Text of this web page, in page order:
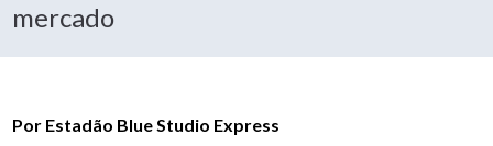
mercado
Por Estadão Blue Studio Express